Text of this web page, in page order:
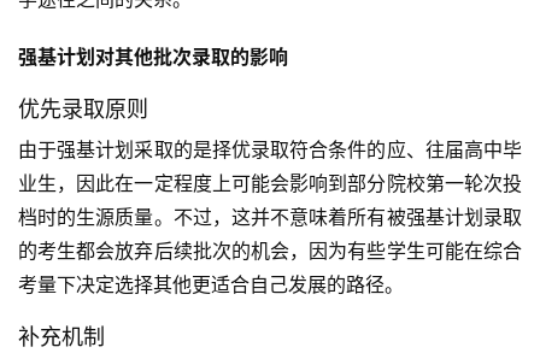
强基计划对其他批次录取的影响
优先录取原则
由于强基计划采取的是择优录取符合条件的应、往届高中毕
业生，因此在一定程度上可能会影响到部分院校第一轮次投
档时的生源质量。不过，这并不意味着所有被强基计划录取
的考生都会放弃后续批次的机会，因为有些学生可能在综合
考量下决定选择其他更适合自己发展的路径。
补充机制